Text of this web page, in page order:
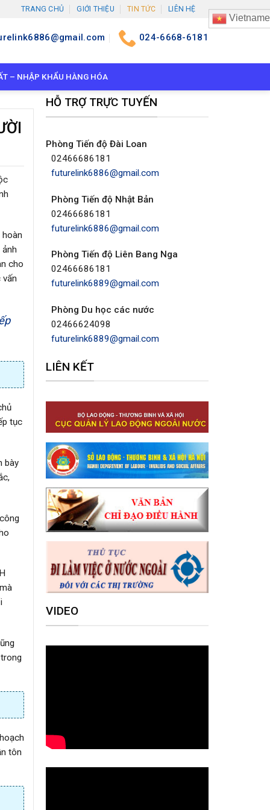
TRANG CHỦ GIỚI THIỆU TIN TỨC LIÊN HỆ
024-6668-6181
– NHẬP KHẨU HÀNG HÓA
cho
tục
bày
tôn
HỖ TRỢ TRỰC TUYẾN
Phòng Tiến độ Đài Loan
02466686181
futurelink6886@gmail.com
Phòng Tiến độ Nhật Bản
02466686181
futurelink6886@gmail.com
Phòng Tiến độ Liên Bang Nga
02466686181
futurelink6889@gmail.com
Phòng Du học các nước
02466624098
futurelink6889@gmail.com
LIÊN KẾT
VIDEO